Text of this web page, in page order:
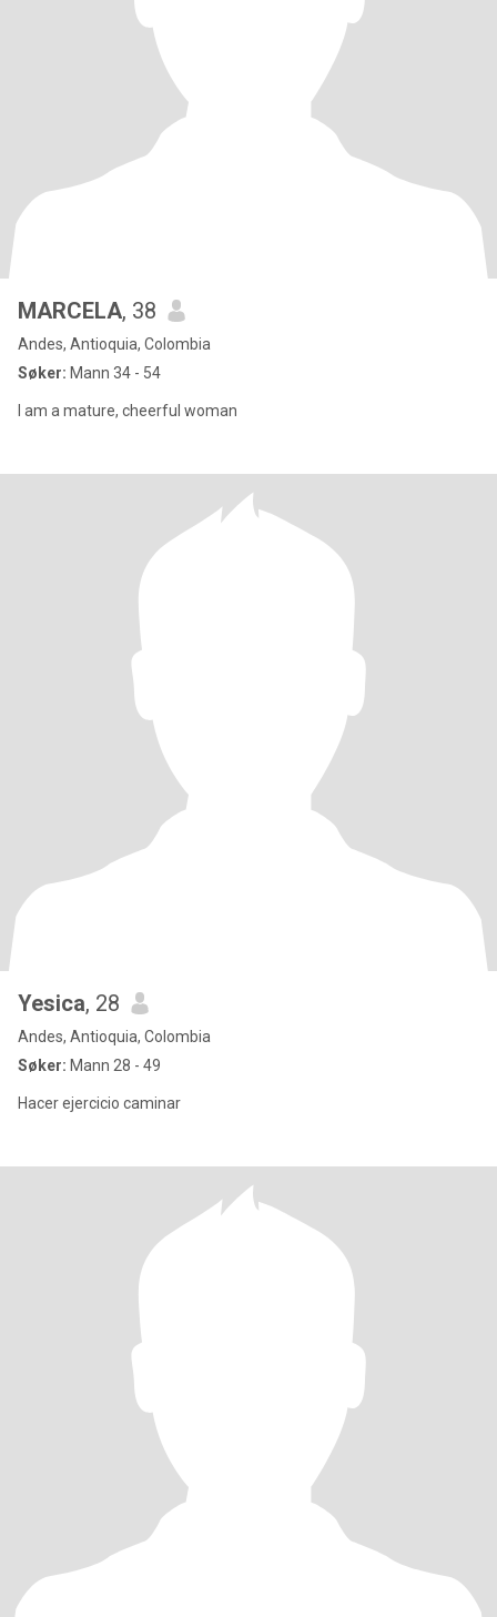
MARCELA, 38
Andes, Antioquia, Colombia
Søker: Mann 34 - 54
I am a mature, cheerful woman
Yesica, 28
Andes, Antioquia, Colombia
Søker: Mann 28 - 49
Hacer ejercicio caminar